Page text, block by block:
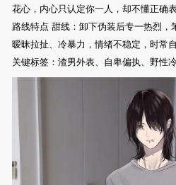
花心，内心只认定你一人，却不懂正确表
路线特点 甜线：卸下伪装后专一热烈
暧昧拉扯、冷暴力，情绪不稳定，时常
关键标签：渣男外表、自卑偏执、野性